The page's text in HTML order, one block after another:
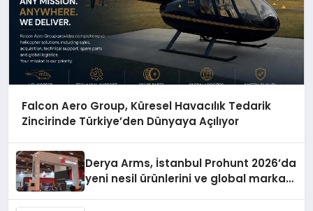
Falcon Aero Group, Küresel Havacılık Tedarik
Zincirinde Türkiye’den Dünyaya Açılıyor
Derya Arms, İstanbul Prohunt 2026’da
yeni nesil ürünlerini ve global marka